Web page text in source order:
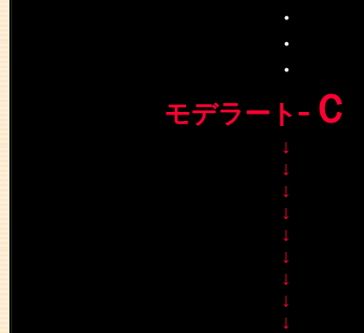
・
・
・
モデラート -
↓
↓
↓
↓
↓
↓
↓
↓
↓